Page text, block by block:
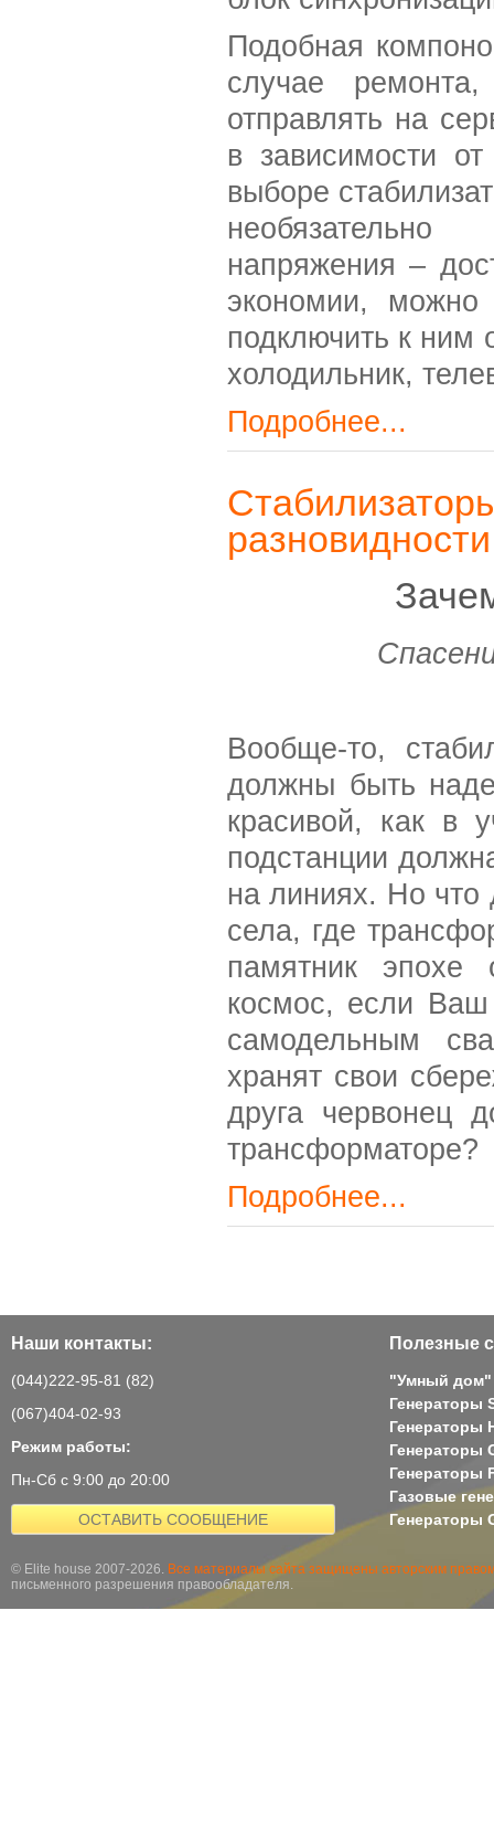
Подобная
случае
отправлять на
в зависимости
выборе
необязательно
напряжения –
экономии,
подключить к ним
холодильник,
Подробнее...
разновидности
Вообще-то,
должны быть
красивой, как в
подстанции
на линиях. Но что
села, где
памятник
космос, если Ваш
самодельным
хранят свои
друга червонец
трансформаторе?
Подробнее...
Наши контакты:
(044)222-95-81 (82)
(067)404-02-93
Режим работы:
Пн-Сб с 9:00 до 20:00
ОСТАВИТЬ СООБЩЕНИЕ
Полезные
"Умный дом"
Генераторы
Генераторы
Генераторы
Генераторы
Газовые
Генераторы
© Elite house 2007-2026. Все материалы сайта защищены авторским
письменного разрешения правообладателя.